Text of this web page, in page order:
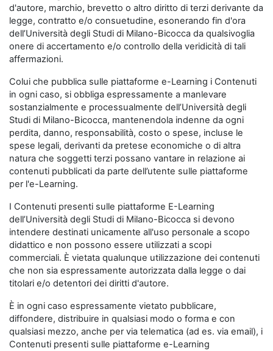
d'autore, marchio, brevetto o altro diritto di terzi derivante da
legge, contratto e/o consuetudine, esonerando fin d'ora
dell’Università degli Studi di Milano-Bicocca da qualsivoglia
onere di accertamento e/o controllo della veridicità di tali
affermazioni.
Colui che pubblica sulle piattaforme e-Learning i Contenuti
in ogni caso, si obbliga espressamente a manlevare
sostanzialmente e processualmente dell’Università degli
Studi di Milano-Bicocca, mantenendola indenne da ogni
perdita, danno, responsabilità, costo o spese, incluse le
spese legali, derivanti da pretese economiche o di altra
natura che soggetti terzi possano vantare in relazione ai
contenuti pubblicati da parte dell’utente sulle piattaforme
per l'e-Learning.
I Contenuti presenti sulle piattaforme E-Learning
dell’Università degli Studi di Milano-Bicocca si devono
intendere destinati unicamente all'uso personale a scopo
didattico e non possono essere utilizzati a scopi
commerciali. È vietata qualunque utilizzazione dei contenuti
che non sia espressamente autorizzata dalla legge o dai
titolari e/o detentori dei diritti d'autore.
È in ogni caso espressamente vietato pubblicare,
diffondere, distribuire in qualsiasi modo o forma e con
qualsiasi mezzo, anche per via telematica (ad es. via email), i
Contenuti presenti sulle piattaforme e-Learning